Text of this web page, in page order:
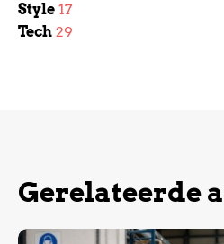
Style 17
Tech 29
Gerelateerde